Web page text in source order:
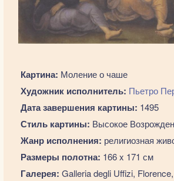
Картина: Моление о чаше
Художник исполнитель: Пьетро
Дата завершения картины: 1495
Стиль картины: Высокое
Жанр исполнения: религиозная
Размеры полотна: 166 x 171 см
Галерея: Galleria degli Uffizi,